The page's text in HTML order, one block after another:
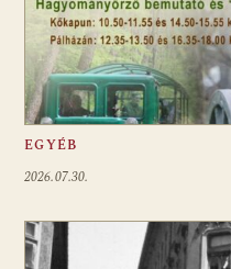
EGYÉB
2026.07.30.